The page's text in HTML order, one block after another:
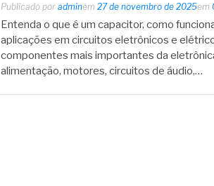
Publicado por adminem 27 de novembro de 2025em
Entenda o que é um capacitor, como
aplicações em circuitos eletrônicos e
componentes mais importantes da
alimentação, motores, circuitos de áudio,…